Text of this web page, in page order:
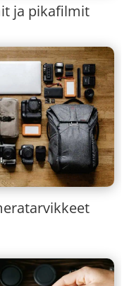
ja pikafilmit